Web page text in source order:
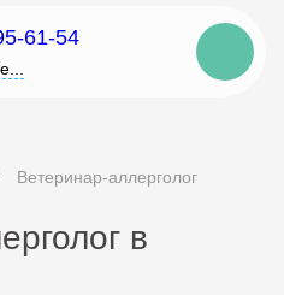
61-54
Ветеринар-аллерголог
в